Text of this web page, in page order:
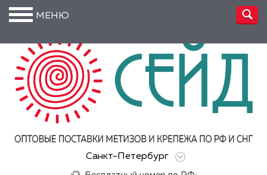
Санкт-Петербург
МЕНЮ
О
компании
Производство
Доставка
Услуги